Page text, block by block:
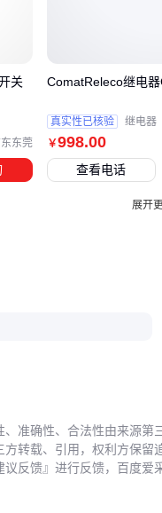
五、
即使
打折
因灰
用的
东莞
关
￥998.00
ComatReleco继电
真实性已核验 继电器
查看电话
展开
准确性、合法性由来源第
转载、引用，权利方保留
反馈』进行反馈，百度爱